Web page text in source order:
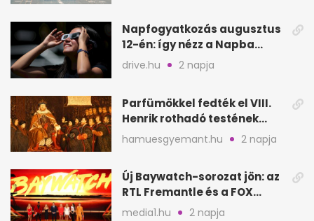
Napfogyatkozás augusztus
12-én: így nézz a Napba
biztonságosan
drive.hu 2 napja
Parfümökkel fedték el VIII.
Henrik rothadó testének
szagát
hamuesgyemant.hu 2 napja
Új Baywatch-sorozat jön: az
RTL Fremantle és a FOX
készíti
media1.hu 2 napja